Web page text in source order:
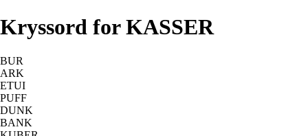
Kryssord for KASSER
BUR
ARK
ETUI
PUFF
DUNK
BANK